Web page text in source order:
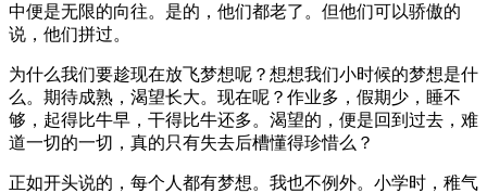
中便是无限的向往。是的，他们都老了。但他们可以骄傲的
说，他们拼过。
为什么我们要趁现在放飞梦想呢？想想我们小时候的梦想是什
么。期待成熟，渴望长大。现在呢？作业多，假期少，睡不
够，起得比牛早，干得比牛还多。渴望的，便是回到过去，难
道一切的一切，真的只有失去后槽懂得珍惜么？
正如开头说的，每个人都有梦想。我也不例外。小学时，稚气